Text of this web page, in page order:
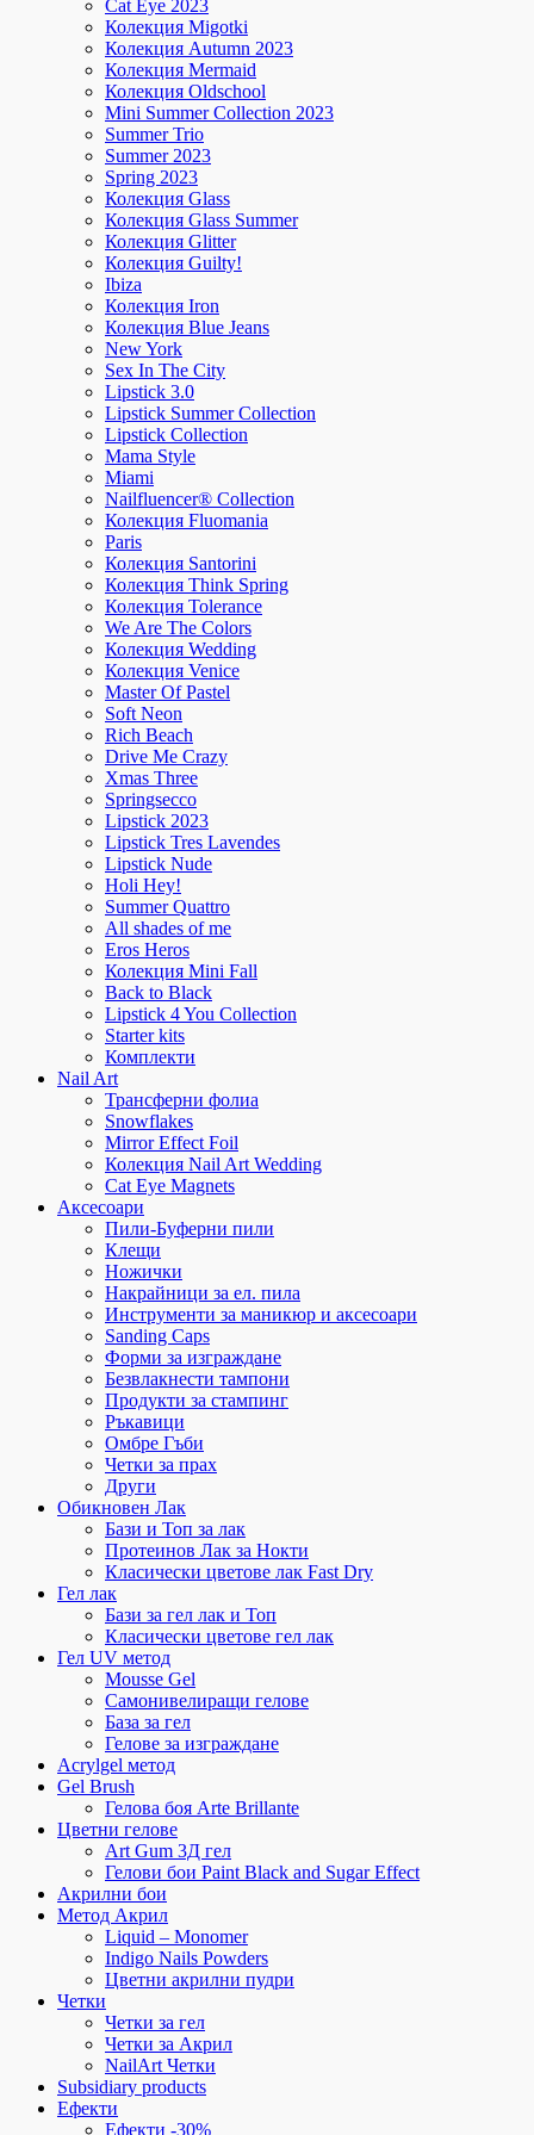
Cat Eye 2023
Колекция Migotki
Колекция Autumn 2023
Колекция Mermaid
Колекция Oldschool
Mini Summer Collection 2023
Summer Trio
Summer 2023
Spring 2023
Колекция Glass
Колекция Glass Summer
Колекция Glitter
Колекция Guilty!
Ibiza
Колекция Iron
Колекция Blue Jeans
New York
Sex In The City
Lipstick 3.0
Lipstick Summer Collection
Lipstick Collection
Mama Style
Miami
Nailfluencer® Collection
Колекция Fluomania
Paris
Колекция Santorini
Колекция Think Spring
Колекция Tolerance
We Are The Colors
Колекция Wedding
Колекция Venice
Master Of Pastel
Soft Neon
Rich Beach
Drive Me Crazy
Xmas Three
Springsecco
Lipstick 2023
Lipstick Tres Lavendes
Lipstick Nude
Holi Hey!
Summer Quattro
All shades of me
Eros Heros
Колекция Mini Fall
Back to Black
Lipstick 4 You Collection
Starter kits
Комплекти
Nail Art
Трансферни фолиа
Snowflakes
Mirror Effect Foil
Колекция Nail Art Wedding
Cat Eye Magnets
Аксесоари
Пили-Буферни пили
Клещи
Ножички
Накрайници за ел. пила
Инструменти за маникюр и аксесоари
Sanding Caps
Форми за изграждане
Безвлакнести тампони
Продукти за стампинг
Ръкавици
Омбре Гъби
Четки за прах
Други
Обикновен Лак
Бази и Топ за лак
Протеинов Лак за Нокти
Класически цветове лак Fast Dry
Гел лак
Бази за гел лак и Топ
Класически цветове гел лак
Гел UV метод
Mousse Gel
Самонивелиращи гелове
База за гел
Гелове за изграждане
Acrylgel метод
Gel Brush
Гелова боя Arte Brillante
Цветни гелове
Art Gum 3Д гел
Гелови бои Paint Black and Sugar Effect
Акрилни бои
Метод Акрил
Liquid – Monomer
Indigo Nails Powders
Цветни акрилни пудри
Четки
Четки за гел
Четки за Акрил
NailArt Четки
Subsidiary products
Ефекти
Ефекти -30%